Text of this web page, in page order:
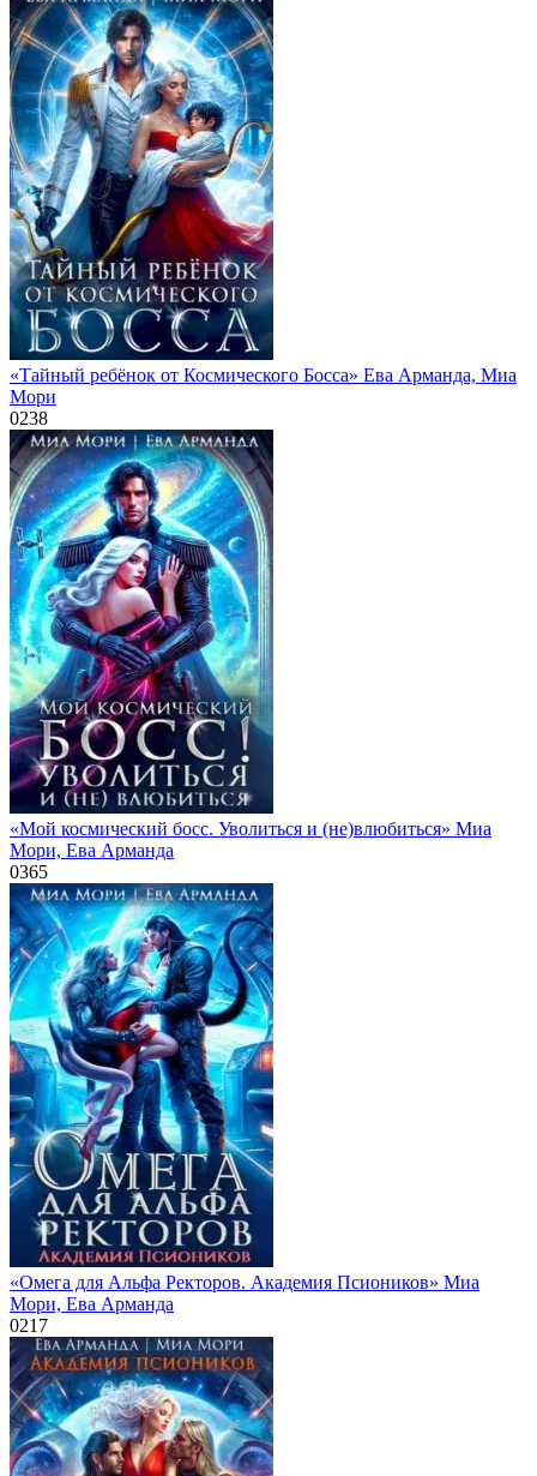
«Тайный ребёнок от Космического Босса» Ева Арманда, Миа
Мори
0238
«Мой космический босс. Уволиться и (не)влюбиться» Миа
Мори, Ева Арманда
0365
«Омега для Альфа Ректоров. Академия Псиоников» Миа
Мори, Ева Арманда
0217